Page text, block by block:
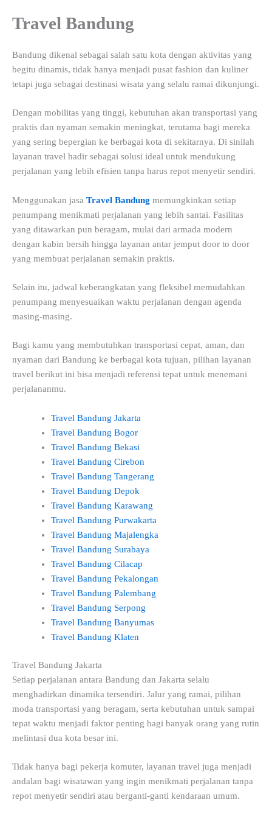
Travel Bandung
Bandung dikenal sebagai salah satu kota dengan aktivitas yang
begitu dinamis, tidak hanya menjadi pusat fashion dan kuliner
tetapi juga sebagai destinasi wisata yang selalu ramai dikunjungi.
Dengan mobilitas yang tinggi, kebutuhan akan transportasi yang
praktis dan nyaman semakin meningkat, terutama bagi mereka
yang sering bepergian ke berbagai kota di sekitarnya. Di sinilah
layanan travel hadir sebagai solusi ideal untuk mendukung
perjalanan yang lebih efisien tanpa harus repot menyetir sendiri.
Menggunakan jasa Travel Bandung memungkinkan setiap
penumpang menikmati perjalanan yang lebih santai. Fasilitas
yang ditawarkan pun beragam, mulai dari armada modern
dengan kabin bersih hingga layanan antar jemput door to door
yang membuat perjalanan semakin praktis.
Selain itu, jadwal keberangkatan yang fleksibel memudahkan
penumpang menyesuaikan waktu perjalanan dengan agenda
masing-masing.
Bagi kamu yang membutuhkan transportasi cepat, aman, dan
nyaman dari Bandung ke berbagai kota tujuan, pilihan layanan
travel berikut ini bisa menjadi referensi tepat untuk menemani
perjalananmu.
Travel Bandung Jakarta
Travel Bandung Bogor
Travel Bandung Bekasi
Travel Bandung Cirebon
Travel Bandung Tangerang
Travel Bandung Depok
Travel Bandung Karawang
Travel Bandung Purwakarta
Travel Bandung Majalengka
Travel Bandung Surabaya
Travel Bandung Cilacap
Travel Bandung Pekalongan
Travel Bandung Palembang
Travel Bandung Serpong
Travel Bandung Banyumas
Travel Bandung Klaten
Travel Bandung Jakarta
Setiap perjalanan antara Bandung dan Jakarta selalu
menghadirkan dinamika tersendiri. Jalur yang ramai, pilihan
moda transportasi yang beragam, serta kebutuhan untuk sampai
tepat waktu menjadi faktor penting bagi banyak orang yang rutin
melintasi dua kota besar ini.
Tidak hanya bagi pekerja komuter, layanan travel juga menjadi
andalan bagi wisatawan yang ingin menikmati perjalanan tanpa
repot menyetir sendiri atau berganti-ganti kendaraan umum.